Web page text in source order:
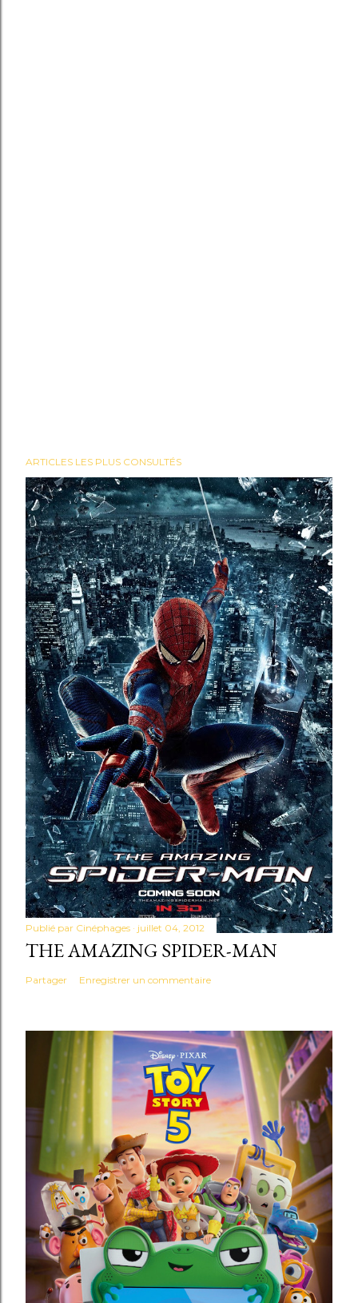
ARTICLES LES PLUS CONSULTÉS
Publié par Cinéphages juillet 04, 2012
THE AMAZING SPIDER-MAN
Partager Enregistrer un commentaire